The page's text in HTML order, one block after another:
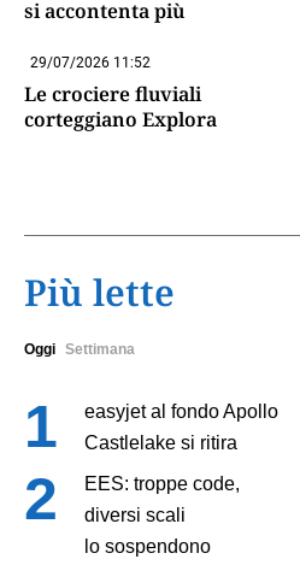
si accontenta più
29/07/2026 11:52
Le crociere fluviali
corteggiano Explora
Più lette
Oggi Settimana
easyjet al fondo Apollo
Castlelake si ritira
EES: troppe code,
diversi scali
lo sospendono